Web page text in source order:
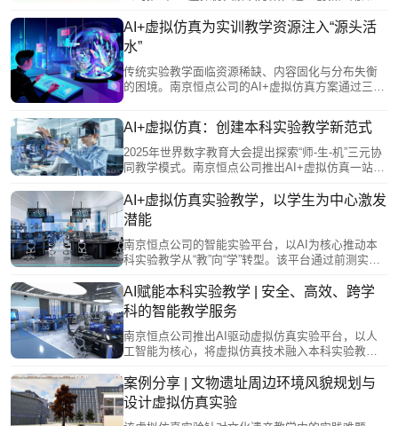
案构建了多层级知识网络，既能帮助学生直观感知
知识关联、自主规划学习路径，又能通过数据画像
为教师提供教学洞察，实现因材施教。基于图谱的
过程性评价，还能有效反映学生的知识迁移能力和
思维路径，为综合素质评价提供依据。让知识“活起
AI+虚拟仿真为实训教学资源注入“源头活
水”
传统实验教学面临资源稀缺、内容固化与分布失衡
的困境。南京恒点公司的AI+虚拟仿真方案通过三大
无限复制的虚拟资源，实现人人可及的优质实验环
境；二是资源动态化，支持教师快速将科研成果转
化为教学内容，与学科前沿同步；三是资源共享
化，构建开放机制让优质资源跨校流动，缩小院校
差距。这一方案为本科实验教学提供了持续生长的
“源头活水”。
AI+虚拟仿真：创建本科实验教学新范式
2025年世界数字教育大会提出探索“师-生-机”三元协
同教学模式。南京恒点公司推出AI+虚拟仿真一站式
新范式。 该方案针对传统实验教学流程化、高端设
备稀缺及学科壁垒固化等痛点，通过开放式编辑系
统将科研成果转化为课程，实现因材施教。其平台
支持跨学科融合，AI在其中扮演知识桥梁，主动关
联不同学科原理，培养学生综合能力。
AI+虚拟仿真实验教学，以学生为中心激发
潜能
南京恒点公司的智能实验平台，以AI为核心推动本
科实验教学从“教”向“学”转型。该平台通过前测实现
建模打造沉浸式交互，将抽象原理可视化，激发主
动探索；同时打破时空限制，开放共享优质资源，
促进教育公平。此外，平台全程记录操作数据，生
成个性化能力图谱，实现数据驱动的精准评价，从
而真正将学生置于教学核心，激发其潜能。
AI赋能本科实验教学 | 安全、高效、跨学
科的智能教学服务
南京恒点公司推出AI驱动虚拟仿真实验平台，以人
工智能为核心，将虚拟仿真技术融入本科实验教
自由探索化学合成、高压操作等高阶项目，打破传
统教学的安全与资源限制。同时，它赋能教师从传
授者转变为设计者，借助开放式编辑与AI分析优化
案例分享 | 文物遗址周边环境风貌规划与
设计虚拟仿真实验